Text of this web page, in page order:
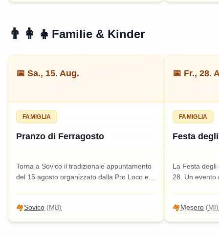
👨‍👩‍👧 Familie & Kinder
📅 Sa., 15. Aug.
FAMIGLIA
Pranzo di Ferragosto
Torna a Sovico il tradizionale appuntamento
del 15 agosto organizzato dalla Pro Loco e
tutti.
🏘️Sovico (MB)
📅 Fr., 28.
FAMIGLIA
Festa
La Festa
28. Un evento
🏘️Mesero (MI)